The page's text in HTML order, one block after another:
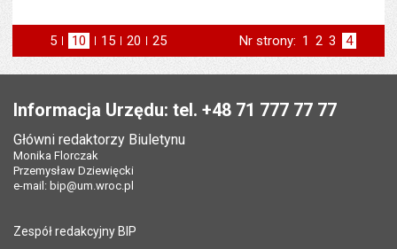
5 elementów na stronie
10 elementów
na stronie
15 elementów
na stronie
20 elementów
na stronie
25
na stronie
Nr strony: Strona
1 Strona
2 Strona
3 Strona
4
Informacja Urzędu: tel. +48 71 777 77 77
Główni redaktorzy Biuletynu
Monika Florczak
Przemysław Dziewięcki
e-mail: bip@um.wroc.pl
Zespół redakcyjny BIP